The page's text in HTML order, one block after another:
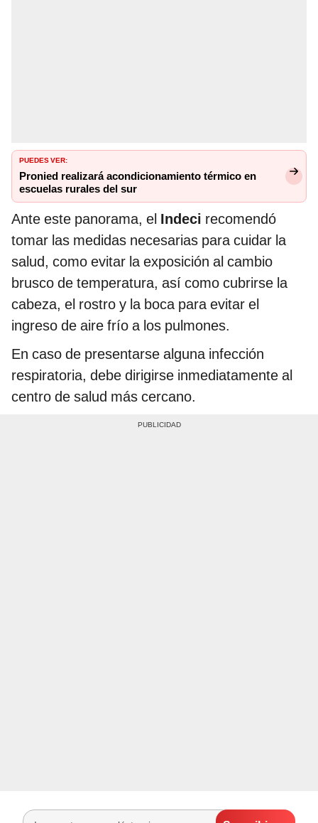
PUEDES VER:
Pronied realizará acondicionamiento térmico en
escuelas rurales del sur
Ante este panorama, el Indeci recomendó
tomar las medidas necesarias para cuidar la
salud, como evitar la exposición al cambio
brusco de temperatura, así como cubrirse la
cabeza, el rostro y la boca para evitar el
ingreso de aire frío a los pulmones.
En caso de presentarse alguna infección
respiratoria, debe dirigirse inmediatamente al
centro de salud más cercano.